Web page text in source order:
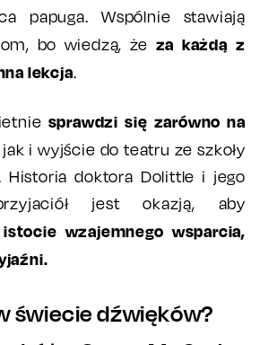
papuga. Wspólnie stawiają
bo wiedzą, że za każdą z
lekcja.
sprawdzi się zarówno na
jak i wyjście do teatru ze szkoły
Historia doktora Dolittle i jego
jest okazją, aby
istocie wzajemnego wsparcia,
świecie dźwięków?